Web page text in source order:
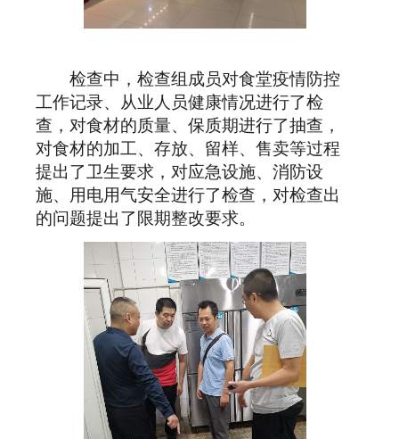
检查中，检查组成员对食堂疫情防控
工作记录、从业人员健康情况进行了检
查，对食材的质量、保质期进行了抽查，
对食材的加工、存放、留样、售卖等过程
提出了卫生要求，对应急设施、消防设
施、用电用气安全进行了检查，对检查出
的问题提出了限期整改要求。